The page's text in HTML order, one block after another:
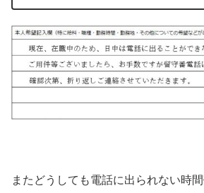
またどうしても電話に出られない時